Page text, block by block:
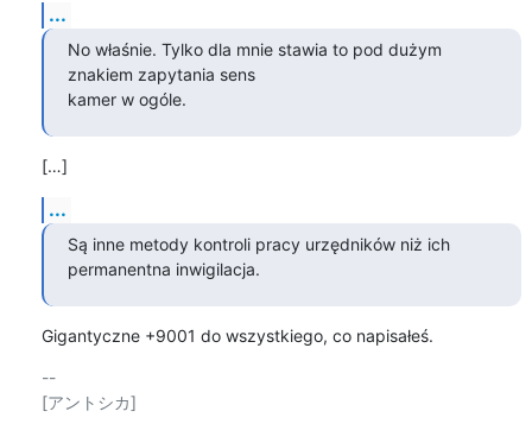
...
No właśnie. Tylko dla mnie stawia to pod dużym
znakiem zapytania sens
kamer w ogóle.
[…]
...
Są inne metody kontroli pracy urzędników niż ich
permanentna inwigilacja.
Gigantyczne +9001 do wszystkiego, co napisałeś.
--
[アントシカ]